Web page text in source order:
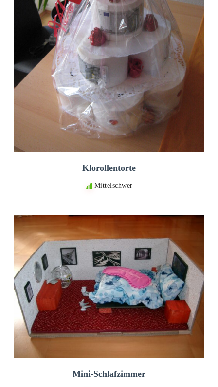
Klorollentorte
Mittelschwer
Mini-Schlafzimmer